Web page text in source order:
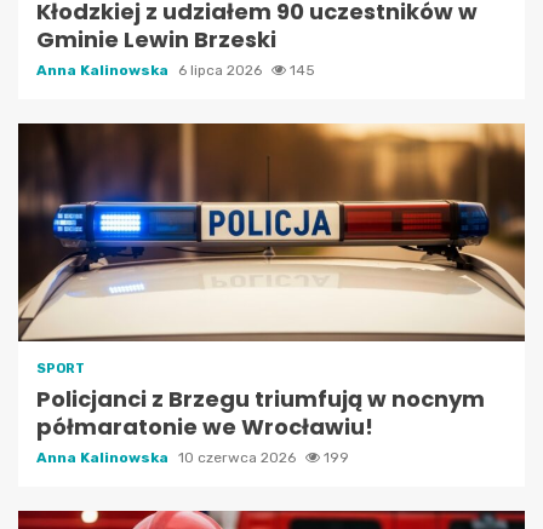
Kłodzkiej z udziałem 90 uczestników w
Gminie Lewin Brzeski
Anna Kalinowska 6 lipca 2026 145
SPORT
Policjanci z Brzegu triumfują w nocnym
półmaratonie we Wrocławiu!
Anna Kalinowska 10 czerwca 2026 199